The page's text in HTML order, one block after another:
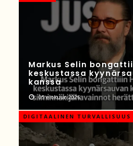
Markus Selin
keskustassa
kanssa
05 elokuun 2026
DIGITAALINEN TURVALLISUUS